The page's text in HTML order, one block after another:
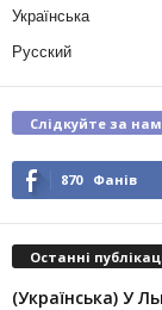
Українська
Русский
Слідкуйте за
870 Фанів
Останні
(Українська) У